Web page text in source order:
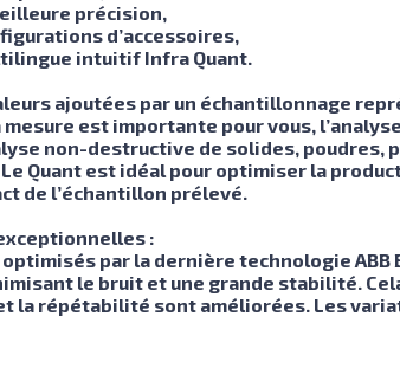
précision,
d’accessoires,
intuitif Infra Quant.
ajoutées par un échantillonnage
est importante pour vous,
non-destructive de solides,
Quant est idéal pour optimiser la
de l’échantillon prélevé.
:
par la dernière technologie ABB
le bruit et une grande stabilité.
la répétabilité sont améliorées. Les